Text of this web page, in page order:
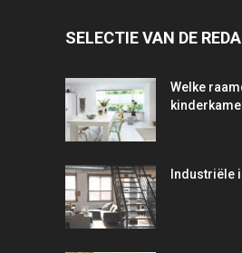
SELECTIE VAN DE
Welke
Industriële